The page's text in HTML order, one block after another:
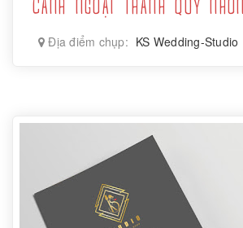
CẢNH NGOẠI THÀNH QUY NHƠN
Địa điểm chụp: KS Wedding-Studio